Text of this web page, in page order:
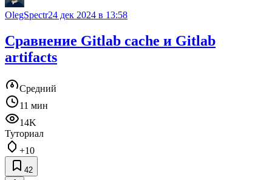
OlegSpectr24 дек 2024 в 13:58
Сравнение Gitlab cache и Gitlab
artifacts
Средний
11 мин
14K
Туториал
+10
42